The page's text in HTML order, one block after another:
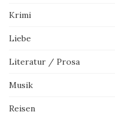
Krimi
Liebe
Literatur / Prosa
Musik
Reisen